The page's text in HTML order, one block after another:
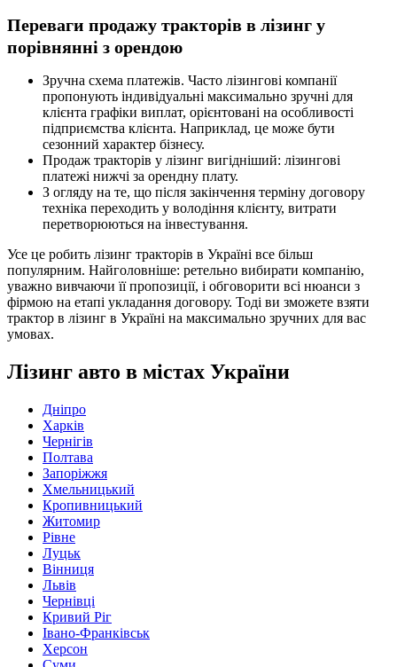
Переваги продажу тракторів в лізинг у
порівнянні з орендою
Зручна схема платежів. Часто лізингові компанії
пропонують індивідуальні максимально зручні для
клієнта графіки виплат, орієнтовані на особливості
підприємства клієнта. Наприклад, це може бути
сезонний характер бізнесу.
Продаж тракторів у лізинг вигідніший: лізингові
платежі нижчі за орендну плату.
З огляду на те, що після закінчення терміну договору
техніка переходить у володіння клієнту, витрати
перетворюються на інвестування.
Усе це робить лізинг тракторів в Україні все більш
популярним. Найголовніше: ретельно вибирати компанію,
уважно вивчаючи її пропозиції, і обговорити всі нюанси з
фірмою на етапі укладання договору. Тоді ви зможете взяти
трактор в лізинг в Україні на максимально зручних для вас
умовах.
Лізинг авто в містах України
Дніпро
Харків
Чернігів
Полтава
Запоріжжя
Хмельницький
Кропивницький
Житомир
Рівне
Луцьк
Вінниця
Львів
Чернівці
Кривий Ріг
Івано-Франківськ
Херсон